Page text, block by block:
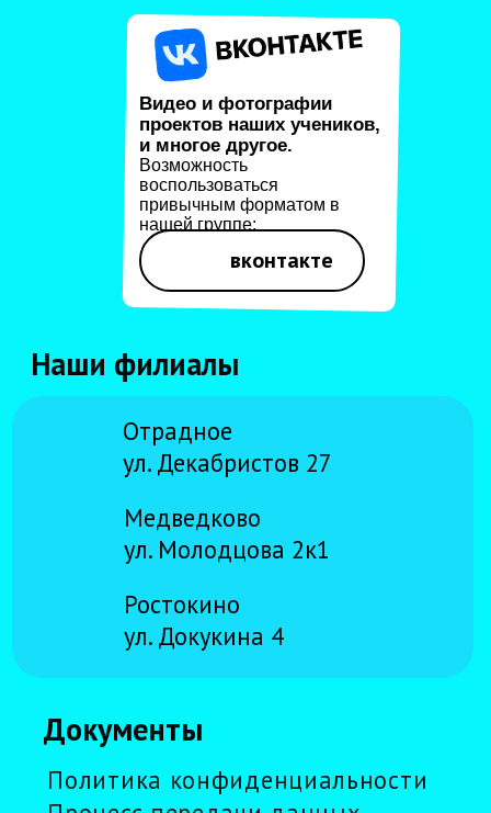
Видео и фотографии
проектов наших учеников,
и многое другое.
Возможность
воспользоваться
привычным форматом в
нашей группе:
вконтакте